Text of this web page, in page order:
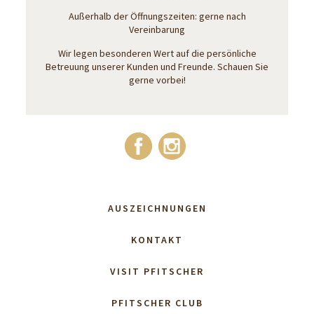
Außerhalb der Öffnungszeiten: gerne nach
Vereinbarung
Wir legen besonderen Wert auf die persönliche
Betreuung unserer Kunden und Freunde. Schauen Sie
gerne vorbei!
AUSZEICHNUNGEN
KONTAKT
VISIT PFITSCHER
PFITSCHER CLUB